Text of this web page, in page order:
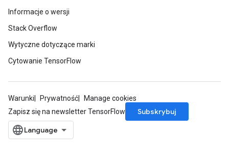
Informacje o wersji
Stack Overflow
Wytyczne dotyczące marki
Cytowanie TensorFlow
Warunki Prywatność
Manage cookies
Zapisz się na newsletter TensorFlow
Subskrybuj